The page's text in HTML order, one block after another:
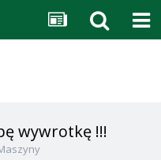
wywrotkę !!!